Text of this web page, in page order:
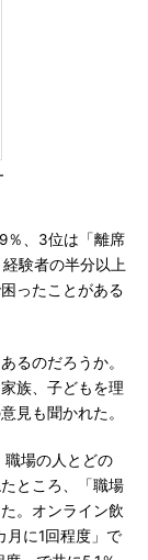
％、3位は「離席
験者の半分以上
ったことがある
るのだろうか。
族、子どもを理
見も聞かれた。
場の人とどの
ところ、「職場
。オンライン飲
月に1回程度」で